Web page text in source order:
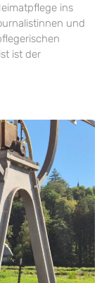
ins
und
ist der